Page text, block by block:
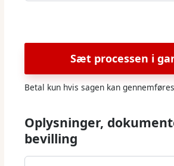
Sæt processen i
Betal kun hvis sagen kan
Oplysninger,
bevilling